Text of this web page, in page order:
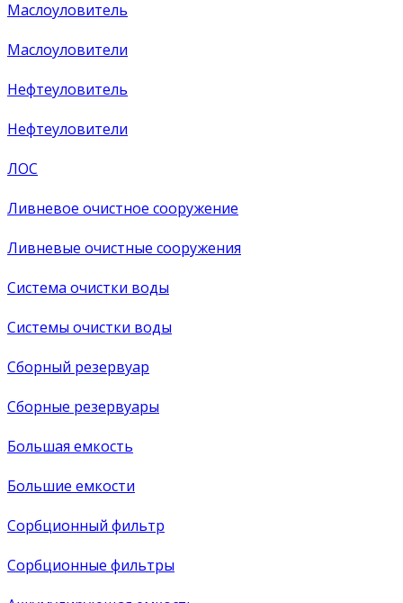
Маслоуловитель
Маслоуловители
Нефтеуловитель
Нефтеуловители
ЛОС
Ливневое очистное сооружение
Ливневые очистные сооружения
Система очистки воды
Системы очистки воды
Сборный резервуар
Сборные резервуары
Большая емкость
Большие емкости
Сорбционный фильтр
Сорбционные фильтры